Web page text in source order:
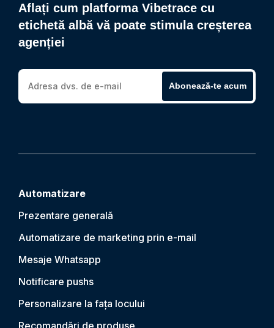
Aflați cum platforma Vibetrace cu
etichetă albă vă poate stimula creșterea
agenției
Abonează-te acum
Automatizare
Prezentare generală
Automatizare de marketing prin e-mail
Mesaje Whatsapp
Notificare pushs
Personalizare la fața locului
Recomandări de produse